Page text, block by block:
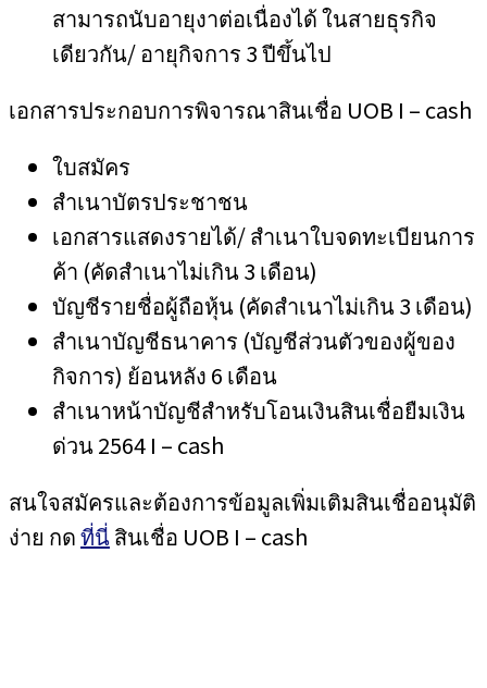
สามารถนับอายุงาต่อเนื่องได้ ในสายธุรกิจ
เดียวกัน/ อายุกิจการ 3 ปีขึ้นไป
เอกสารประกอบการพิจารณาสินเชื่อ UOB I – cash
ใบสมัคร
สำเนาบัตรประชาชน
เอกสารแสดงรายได้/ สำเนาใบจดทะเบียนการ
ค้า (คัดสำเนาไม่เกิน 3 เดือน)
บัญชีรายชื่อผู้ถือหุ้น (คัดสำเนาไม่เกิน 3 เดือน)
สำเนาบัญชีธนาคาร (บัญชีส่วนตัวของผู้ของ
กิจการ) ย้อนหลัง 6 เดือน
สำเนาหน้าบัญชีสำหรับโอนเงินสินเชื่อยืมเงิน
ด่วน 2564 I – cash
สนใจสมัครและต้องการข้อมูลเพิ่มเติมสินเชื่ออนุมัติ
ง่าย กดที่นี่สินเชื่อ UOB I – cash